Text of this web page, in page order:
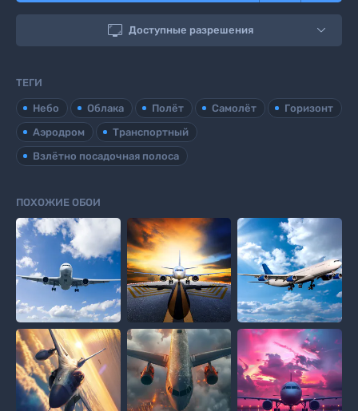
 Доступные разрешения
ТЕГИ
Небо Облака Полёт Самолёт
Горизонт
Аэродром
Транспортный
Взлётно посадочная полоса
ПОХОЖИЕ ОБОИ